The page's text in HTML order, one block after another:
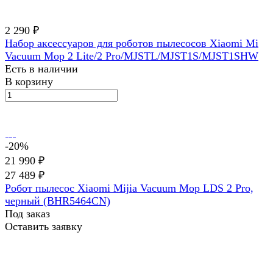
2 290 ₽
Набор аксессуаров для роботов пылесосов Xiaomi Mi
Vacuum Mop 2 Lite/2 Pro/MJSTL/MJST1S/MJST1SHW
Есть в наличии
В корзину
-20%
21 990 ₽
27 489 ₽
Робот пылесос Xiaomi Mijia Vacuum Mop LDS 2 Pro,
черный (BHR5464CN)
Под заказ
Оставить заявку